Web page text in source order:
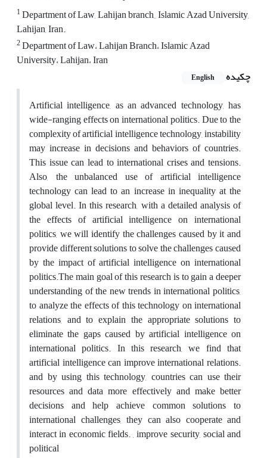
1Department of Law, Lahijan branch,, Islamic Azad University,
Lahijan, Iran.
2Department of Law، Lahijan Branch، Islamic Azad
University، Lahijan، Iran
چکیده
English
Artificial intelligence, as an advanced technology, has
wide-ranging effects on international politics. Due to the
complexity of artificial intelligence technology, instability
may increase in decisions and behaviors of countries.
This issue can lead to international crises and tensions.
Also, the unbalanced use of artificial intelligence
technology can lead to an increase in inequality at the
global level. In this research, with a detailed analysis of
the effects of artificial intelligence on international
politics, we will identify the challenges caused by it and
provide different solutions to solve the challenges caused
by the impact of artificial intelligence on international
politics.The main goal of this research is to gain a deeper
understanding of the new trends in international politics,
to analyze the effects of this technology on international
relations, and to explain the appropriate solutions to
eliminate the gaps caused by artificial intelligence on
international politics. In this research, we find that
artificial intelligence can improve international relations.
and by using this technology, countries can use their
resources and data more effectively and make better
decisions and help achieve common solutions to
international challenges, they can also cooperate and
interact in economic fields. , improve security, social and
political